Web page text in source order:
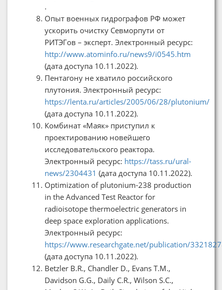
.
Опыт военных гидрографов РФ может
ускорить очистку Севморпути от
РИТЭГов – эксперт. Электронный ресурс:
http://www.atominfo.ru/news9/i0545.htm
(дата доступа 10.11.2022).
Пентагону не хватило российского
плутония. Электронный ресурс:
https://lenta.ru/articles/2005/06/28/plutonium/
(дата доступа 10.11.2022).
Комбинат «Маяк» приступил к
проектированию новейшего
исследовательского реактора.
Электронный ресурс: https://tass.ru/ural-
news/2304431 (дата доступа 10.11.2022).
Optimization of plutonium-238 production
in the Advanced Test Reactor for
radioisotope thermoelectric generators in
deep space exploration applications.
Электронный ресурс:
https://www.researchgate.net/publication/
(дата доступа 10.11.2022).
Betzler B.R., Chandler D., Evans T.M.,
Davidson G.G., Daily C.R., Wilson S.C.,